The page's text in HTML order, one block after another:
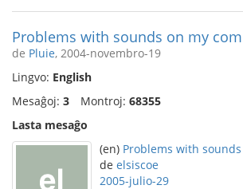
Problems with sounds on my
de Pluie, 2004-novembro-19
Lingvo: English
Mesaĝoj: 3 Montroj: 68355
Lasta mesaĝo
(en) Problems with
de elsiscoe
2005-julio-29